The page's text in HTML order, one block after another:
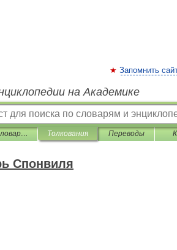
Запомнить
на Академике
Философский словарь Спонвиля Толкования Переводы
Спонвиля